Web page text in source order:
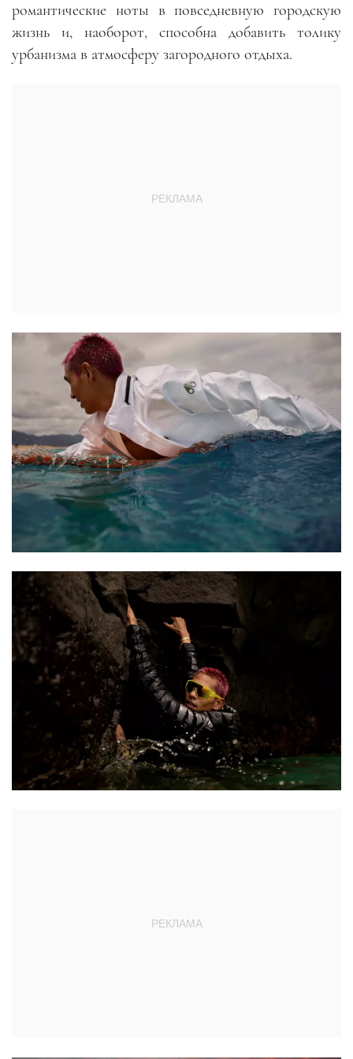
романтические ноты в повседневную городскую
жизнь и, наоборот, способна добавить толику
урбанизма в атмосферу загородного отдыха.